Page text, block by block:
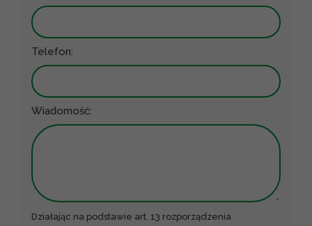
Telefon:
Wiadomość:
Działając na podstawie art. 13 rozporządzenia